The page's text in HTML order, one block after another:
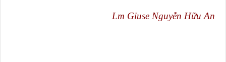
Lm Giuse Nguyễn Hữu An